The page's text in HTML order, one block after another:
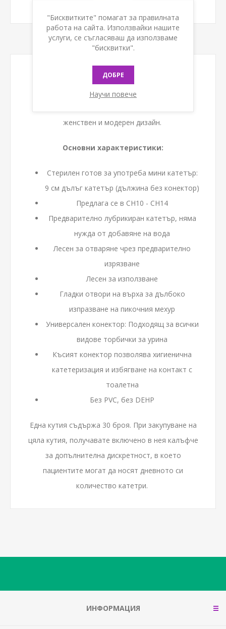
Actreen® Mini Cath е къс уринарен катетър,
предназначен за самокатетеризация на жени.
женствен и модерен дизайн.
Основни характеристики:
Стерилен готов за употреба мини катетър:
9 см дълъг катетър (дължина без конектор)
Предлага се в CH10 - CH14
Предварително лубрикиран катетър, няма
нужда от добавяне на вода
Лесен за отваряне чрез предварително
изрязване
Лесен за използване
Гладки отвори на върха за дълбоко
изпразване на пикочния мехур
Универсален конектор: Подходящ за всички
видове торбички за урина
Късият конектор позволява хигиенична
катетеризация и избягване на контакт с
тоалетна
Без PVC, без DEHP
Една кутия съдържа 30 броя. При закупуване на
цяла кутия, получавате включено в нея калъфче
за допълнителна дискретност, в което
пациентите могат да носят дневното си
количество катетри.
ИНФОРМАЦИЯ
"Бисквитките" помагат за правилната
работа на сайта. Използвайки нашите
услуги, се съгласяваш да използваме
"бисквитки".
ДОБРЕ
Научи повече